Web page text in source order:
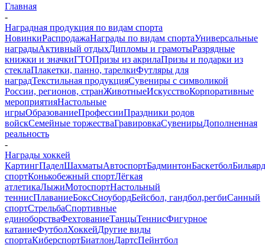
Главная
-
Наградная продукция по видам спорта
НовинкиРаспродажаНаграды по видам спортаУниверсальные
наградыАктивный отдыхДипломы и грамотыРазрядные
книжки и значкиГТОПризы из акрилаПризы и подарки из
стеклаПлакетки, панно, тарелкиФутляры для
наградТекстильная продукцияСувениры с символикой
России, регионов, странЖивотныеИскусствоКорпоративные
мероприятияНастольные
игрыОбразованиеПрофессииПраздники родов
войскСемейные торжестваГравировкаСувенирыДополненная
реальность
-
Награды хоккей
КартингПаделШахматыАвтоспортБадминтонБаскетболБильярд
спортКонькобежный спортЛёгкая
атлетикаЛыжиМотоспортНастольный
теннисПлаваниеБоксСноубордБейсбол, гандбол,регбиСанный
спортСтрельбаСпортивные
единоборстваФехтованиеТанцыТеннисФигурное
катаниеФутболХоккейДругие виды
спортаКиберспортБиатлонДартсПейнтбол